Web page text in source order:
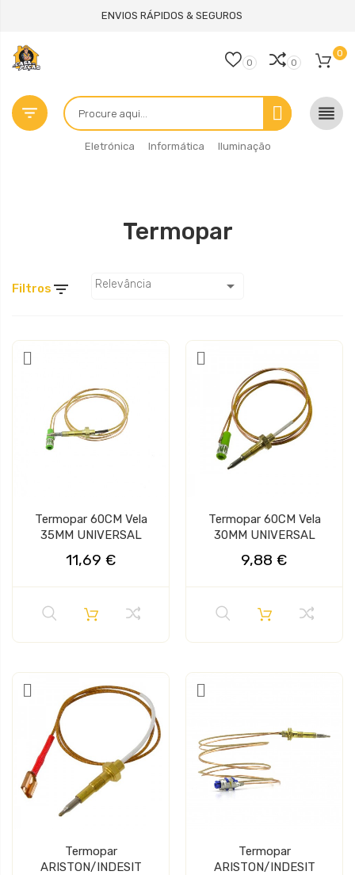
ENVIOS RÁPIDOS & SEGUROS
Eletrónica Informática Iluminação
0 0
0
 
Termopar
Filtros  Relevância 
Termopar 60CM Vela
35MM UNIVERSAL
11,69 €
Termopar 60CM Vela
30MM UNIVERSAL
9,88 €
Termopar
ARISTON/INDESIT
Termopar
ARISTON/INDESIT